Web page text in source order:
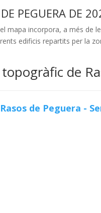
PEGUERA DE
mapa incorpora, a més
edificis repartits per la
de
Rasos de Peguera -